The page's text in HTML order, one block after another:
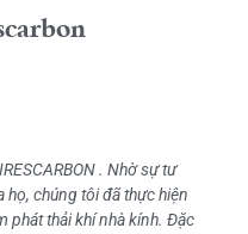
. Nhờ sự tư
họ, chúng tôi đã thực hiện
phát thải khí nhà kính. Đặc